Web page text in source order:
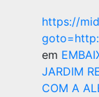
https://
em
JARDIM
COM A